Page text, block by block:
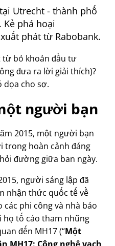
Utrecht - thành phố
Kẻ phá hoại
phát từ Rabobank.
từ bỏ khoản đầu tư
đưa ra lời giải thích)?
dọa cho sợ.
người bạn
2015, một người bạn
trong hoàn cảnh đáng
đường giữa ban ngày.
người sáng lập đã
nhận thức quốc tế về
các phi công và nhà báo
tố cáo tham nhũng
đến MH17( Một